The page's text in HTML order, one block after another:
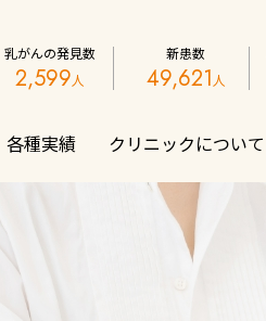
乳がんの発見数
2,599
新患数
49,621
各種実績 クリニックについて